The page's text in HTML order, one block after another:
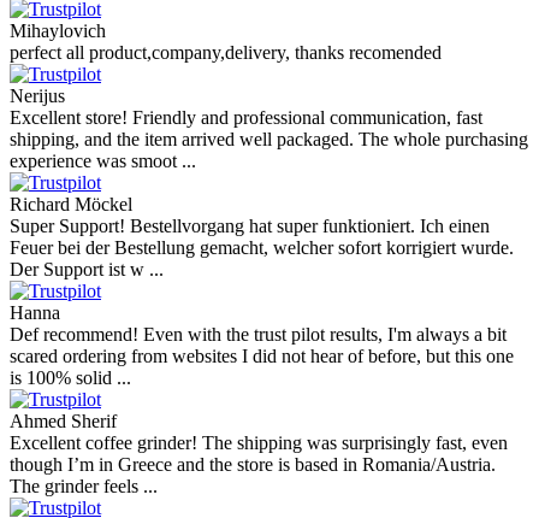
Mihaylovich
perfect all product,company,delivery, thanks recomended
Nerijus
Excellent store! Friendly and professional communication, fast
shipping, and the item arrived well packaged. The whole purchasing
experience was smoot ...
Richard Möckel
Super Support! Bestellvorgang hat super funktioniert. Ich einen
Feuer bei der Bestellung gemacht, welcher sofort korrigiert wurde.
Der Support ist w ...
Hanna
Def recommend! Even with the trust pilot results, I'm always a bit
scared ordering from websites I did not hear of before, but this one
is 100% solid ...
Ahmed Sherif
Excellent coffee grinder! The shipping was surprisingly fast, even
though I’m in Greece and the store is based in Romania/Austria.
The grinder feels ...